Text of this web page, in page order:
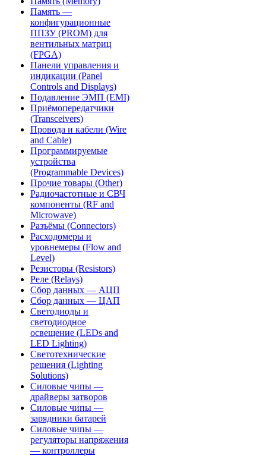
Память —
конфигурационные
ППЗУ (PROM) для
вентильных матриц
(FPGA)
Панели управления и
индикации (Panel
Controls and Displays)
Подавление ЭМП (EMI)
Приёмопередатчики
(Transceivers)
Провода и кабели (Wire
and Cable)
Программируемые
устройства
(Programmable Devices)
Прочие товары (Other)
Радиочастотные и СВЧ
компоненты (RF and
Microwave)
Разъёмы (Connectors)
Расходомеры и
уровнемеры (Flow and
Level)
Резисторы (Resistors)
Реле (Relays)
Сбор данных — АЦП
Сбор данных — ЦАП
Светодиоды и
светодиодное
освещение (LEDs and
LED Lighting)
Светотехнические
решения (Lighting
Solutions)
Силовые чипы —
драйверы затворов
Силовые чипы —
зарядники батарей
Силовые чипы —
регуляторы напряжения
— контроллеры